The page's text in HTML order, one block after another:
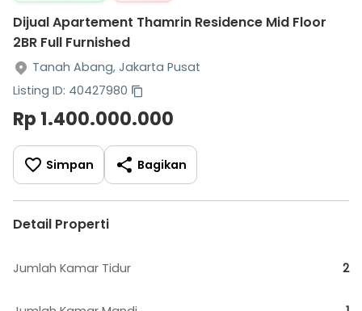
Dijual Apartement Thamrin Residence Mid Floor
2BR Full Furnished
Tanah Abang, Jakarta Pusat
Listing ID: 40427980
Rp 1.400.000.000
Simpan Bagikan
Detail Properti
Jumlah Kamar Tidur 2